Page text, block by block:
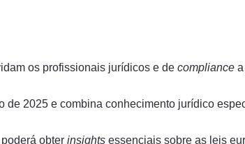
os profissionais jurídicos e de compliance
de 2025 e combina conhecimento jurídico
obter insights essenciais sobre as leis